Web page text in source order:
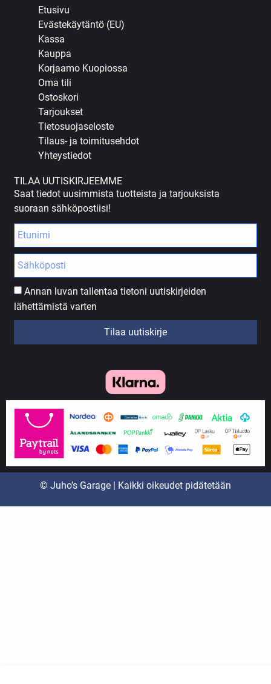
Etusivu
Evästekäytäntö (EU)
Kassa
Kauppa
Korjaamo Kuopiossa
Oma tili
Ostoskori
Tarjoukset
Tietosuojaseloste
Tilaus- ja toimitusehdot
Yhteystiedot
TILAA UUTISKIRJEEMME
Saat tiedot uusimmista tuotteista ja tarjouksista
suoraan sähköpostiisi!
Annan luvan tallentaa tietoni uutiskirjeiden
lähettämistä varten
Tilaa uutiskirje
© Juho’s Garage | Kaikki oikeudet pidätetään